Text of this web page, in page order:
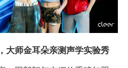
大师金耳朵亲测声学实验秀